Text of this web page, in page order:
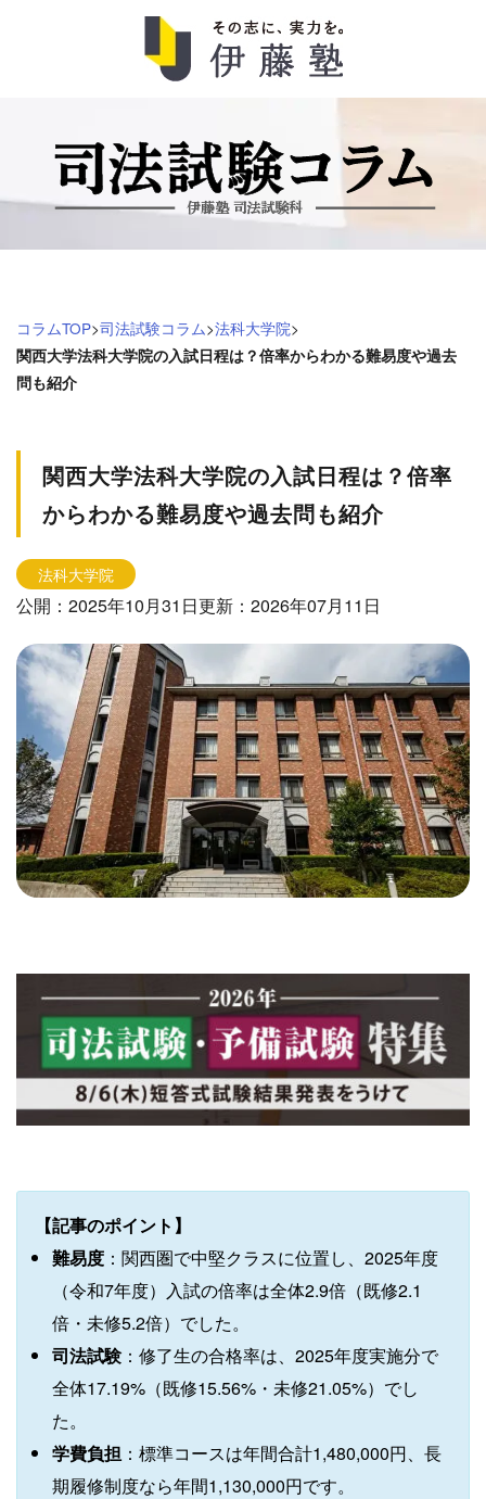
コラムTOP>司法試験コラム>法科大学院>
関西大学法科大学院の入試日程は？倍率からわかる難易度や過去
問も紹介
関西大学法科大学院の入試日程は？倍率
からわかる難易度や過去問も紹介
法科大学院
公開：2025年10月31日更新：2026年07月11日
【記事のポイント】
難易度 ：関西圏で中堅クラスに位置し、2025年度
（令和7年度）入試の倍率は全体2.9倍（既修2.1
倍・未修5.2倍）でした。
司法試験：修了生の合格率は、2025年度実施分で
全体17.19%（既修15.56%・未修21.05%）でし
た。
学費負担 ：標準コースは年間合計1,480,000円、長
期履修制度なら年間1,130,000円です。